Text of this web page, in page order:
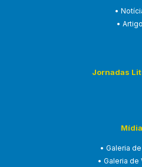
•
•
Jornadas
Mídia
• Galeria
• Galeria de